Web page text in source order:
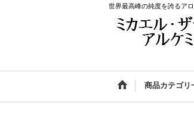
世界最高峰の純度を誇るア
商品カテゴリ